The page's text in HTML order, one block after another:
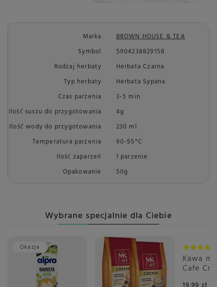
Marka
BROWN HOUSE & TEA
Symbol
5904238829158
Rodzaj herbaty
Herbata Czarna
Typ herbaty
Herbata Sypana
Czas parzenia
3-5 min
Ilość suszu do przygotowania
4g
Ilość wody do przygotowania
230 ml
Temperatura parzenia
90-95°C
Ilość zaparzeń
1 parzenie
Opakowanie
50g
Wybrane specjalnie dla Ciebie
Okazja
Kawa
Cafe